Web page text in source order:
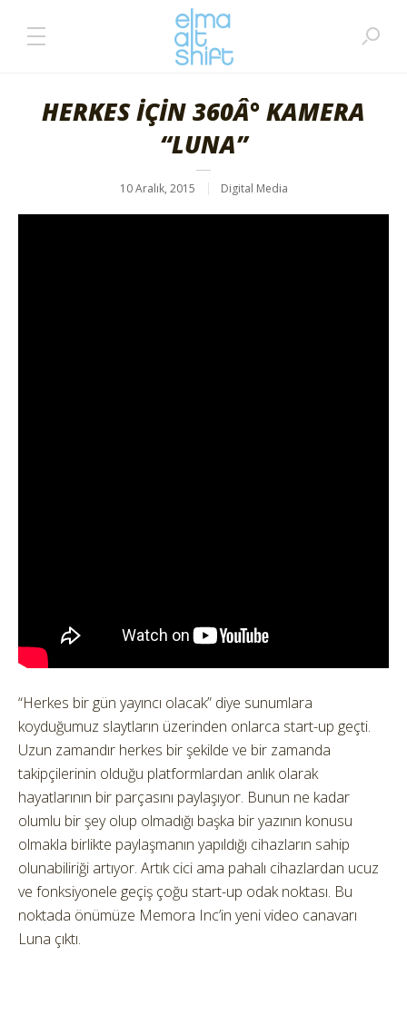
HERKES İÇİN 360Â° KAMERA
“LUNA”
10 Aralık, 2015 Digital Media
“Herkes bir gün yayıncı olacak” diye sunumlara
koyduğumuz slaytların üzerinden onlarca start-up geçti.
Uzun zamandır herkes bir şekilde ve bir zamanda
takipçilerinin olduğu platformlardan anlık olarak
hayatlarının bir parçasını paylaşıyor. Bunun ne kadar
olumlu bir şey olup olmadığı başka bir yazının konusu
olmakla birlikte paylaşmanın yapıldığı cihazların sahip
olunabiliriği artıyor. Artık cici ama pahalı cihazlardan ucuz
ve fonksiyonele geçiş çoğu start-up odak noktası. Bu
noktada önümüze Memora Inc’in yeni video canavarı
Luna çıktı.